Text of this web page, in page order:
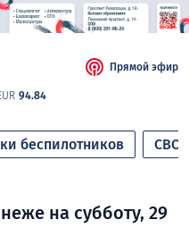
94.84
Прямой эфир
беспилотников СВО
на субботу, 29